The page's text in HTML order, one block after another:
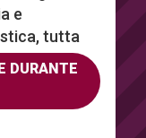
e
tutta
DURANTE